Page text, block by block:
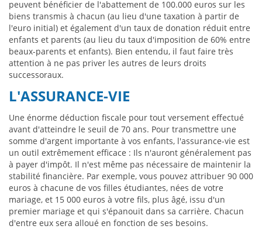
peuvent bénéficier de l'abattement de 100.000 euros sur les
biens transmis à chacun (au lieu d'une taxation à partir de
l'euro initial) et également d'un taux de donation réduit entre
enfants et parents (au lieu du taux d'imposition de 60% entre
beaux-parents et enfants). Bien entendu, il faut faire très
attention à ne pas priver les autres de leurs droits
successoraux.
L'ASSURANCE-VIE
Une énorme déduction fiscale pour tout versement effectué
avant d'atteindre le seuil de 70 ans. Pour transmettre une
somme d'argent importante à vos enfants, l'assurance-vie est
un outil extrêmement efficace : Ils n'auront généralement pas
à payer d'impôt. Il n'est même pas nécessaire de maintenir la
stabilité financière. Par exemple, vous pouvez attribuer 90 000
euros à chacune de vos filles étudiantes, nées de votre
mariage, et 15 000 euros à votre fils, plus âgé, issu d'un
premier mariage et qui s'épanouit dans sa carrière. Chacun
d'entre eux sera alloué en fonction de ses besoins.